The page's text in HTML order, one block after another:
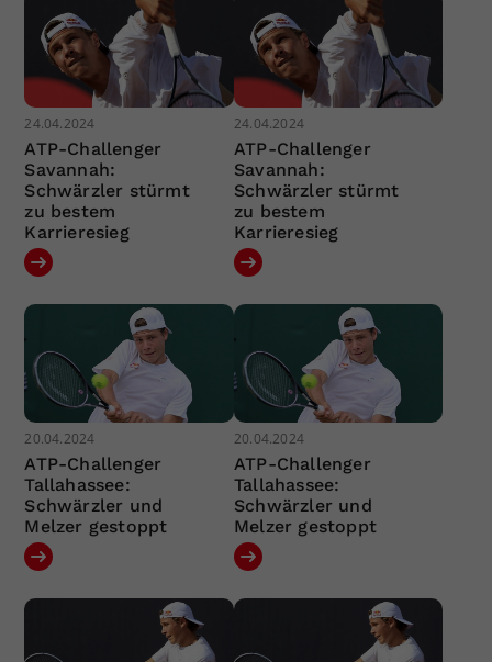
24.04.2024
ATP-Challenger
Savannah:
Schwärzler stürmt
zu bestem
Karrieresieg
24.04.2024
ATP-Challenger
Savannah:
Schwärzler stürmt
zu bestem
Karrieresieg
20.04.2024
ATP-Challenger
Tallahassee:
Schwärzler und
Melzer gestoppt
20.04.2024
ATP-Challenger
Tallahassee:
Schwärzler und
Melzer gestoppt